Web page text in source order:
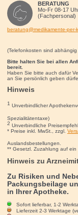
Voltaren
BERATUNG
Mo-Fr 08-17
(Fachpersonal)
beratung@medikamente-per-
(Telefonkosten sind
Bitte halten Sie bei allen
bereit.
Haben Sie bitte auch dafür
an Sie persönlich geben
Hinweis
1 Unverbindlicher
Spezialitätentaxe)
2 Unverbindliche
* Preise inkl. MwSt., zzgl.
Auslandsbestellungen.
** Gesetzl. Zuzahlung auf ein
Hinweis zu
Zu Risiken und
Packungsbeilage
in Ihrer Apotheke.
Sofort lieferbar, 1-2
Lieferzeit 2-3 Werktage